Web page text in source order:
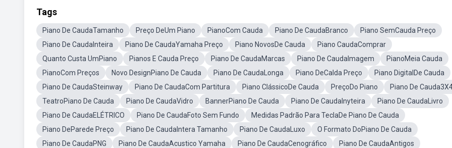
Tags
Piano De CaudaTamanho Preço DeUm Piano PianoCom Cauda Piano De CaudaBranco
Piano SemCauda Preço
Piano De CaudaInteira
Piano De CaudaYamaha Preço Piano NovosDe Cauda
Piano CaudaComprar
Quanto Custa UmPiano
Pianos E Cauda Preço Piano De CaudaMarcas Piano De CaudaImagem
PianoMeia Cauda
PianoCom Preços
Novo DesignPiano De Cauda Piano De CaudaLonga Piano DeCalda Preço
Piano DigitalDe Cauda
Piano De CaudaSteinway
Piano De CaudaCom Partitura Piano ClássicoDe Cauda PreçoDo Piano
Piano De
TeatroPiano De Cauda
Piano De CaudaVidro BannerPiano De Cauda Piano De CaudaInyteira
Piano De CaudaLivro
Piano De CaudaELÉTRICO
Piano De CaudaFoto Sem Fundo
Medidas Padrão Para TeclaDe Piano De Cauda
Piano DeParede Preço
Piano De CaudaIntera Tamanho Piano De CaudaLuxo
O Formato DoPiano De Cauda
Piano De CaudaPNG
Piano De CaudaAcustico Yamaha Piano De CaudaCenográfico
Piano De CaudaAntigos